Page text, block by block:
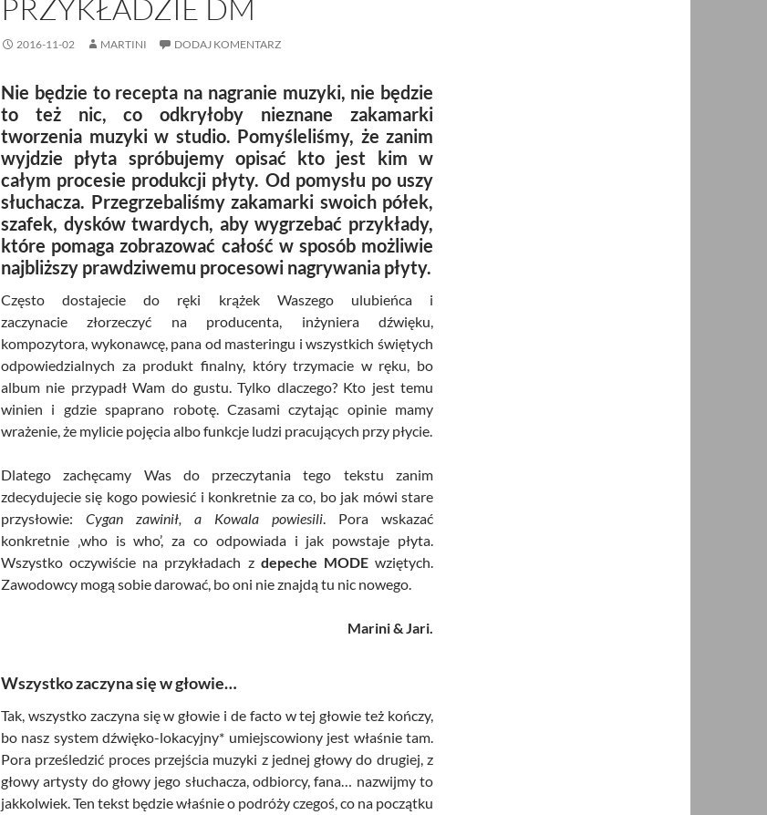
PRZYKŁADZIE DM
2016-11-02 MARTINI DODAJ KOMENTARZ
Nie będzie to recepta na nagranie muzyki, nie będzie
to też nic, co odkryłoby nieznane zakamarki
tworzenia muzyki w studio. Pomyśleliśmy, że zanim
wyjdzie płyta spróbujemy opisać kto jest kim w
całym procesie produkcji płyty. Od pomysłu po uszy
słuchacza. Przegrzebaliśmy zakamarki swoich półek,
szafek, dysków twardych, aby wygrzebać przykłady,
które pomaga zobrazować całość w sposób możliwie
najbliższy prawdziwemu procesowi nagrywania płyty.
Często dostajecie do ręki krążek Waszego ulubieńca i
zaczynacie złorzeczyć na producenta, inżyniera dźwięku,
kompozytora, wykonawcę, pana od masteringu i wszystkich świętych
odpowiedzialnych za produkt finalny, który trzymacie w ręku, bo
album nie przypadł Wam do gustu. Tylko dlaczego? Kto jest temu
winien i gdzie spaprano robotę. Czasami czytając opinie mamy
wrażenie, że mylicie pojęcia albo funkcje ludzi pracujących przy płycie.
Dlatego zachęcamy Was do przeczytania tego tekstu zanim
zdecydujecie się kogo powiesić i konkretnie za co, bo jak mówi stare
przysłowie: Cygan zawinił, a Kowala powiesili. Pora wskazać
konkretnie ‚who is who’, za co odpowiada i jak powstaje płyta.
Wszystko oczywiście na przykładach z depeche MODEwziętych.
Zawodowcy mogą sobie darować, bo oni nie znajdą tu nic nowego.
Marini & Jari.
Wszystko zaczyna się w głowie…
Tak, wszystko zaczyna się w głowie i de facto w tej głowie też kończy,
bo nasz system dźwięko-lokacyjny* umiejscowiony jest właśnie tam.
Pora prześledzić proces przejścia muzyki z jednej głowy do drugiej, z
głowy artysty do głowy jego słuchacza, odbiorcy, fana… nazwijmy to
jakkolwiek. Ten tekst będzie właśnie o podróży czegoś, co na początku